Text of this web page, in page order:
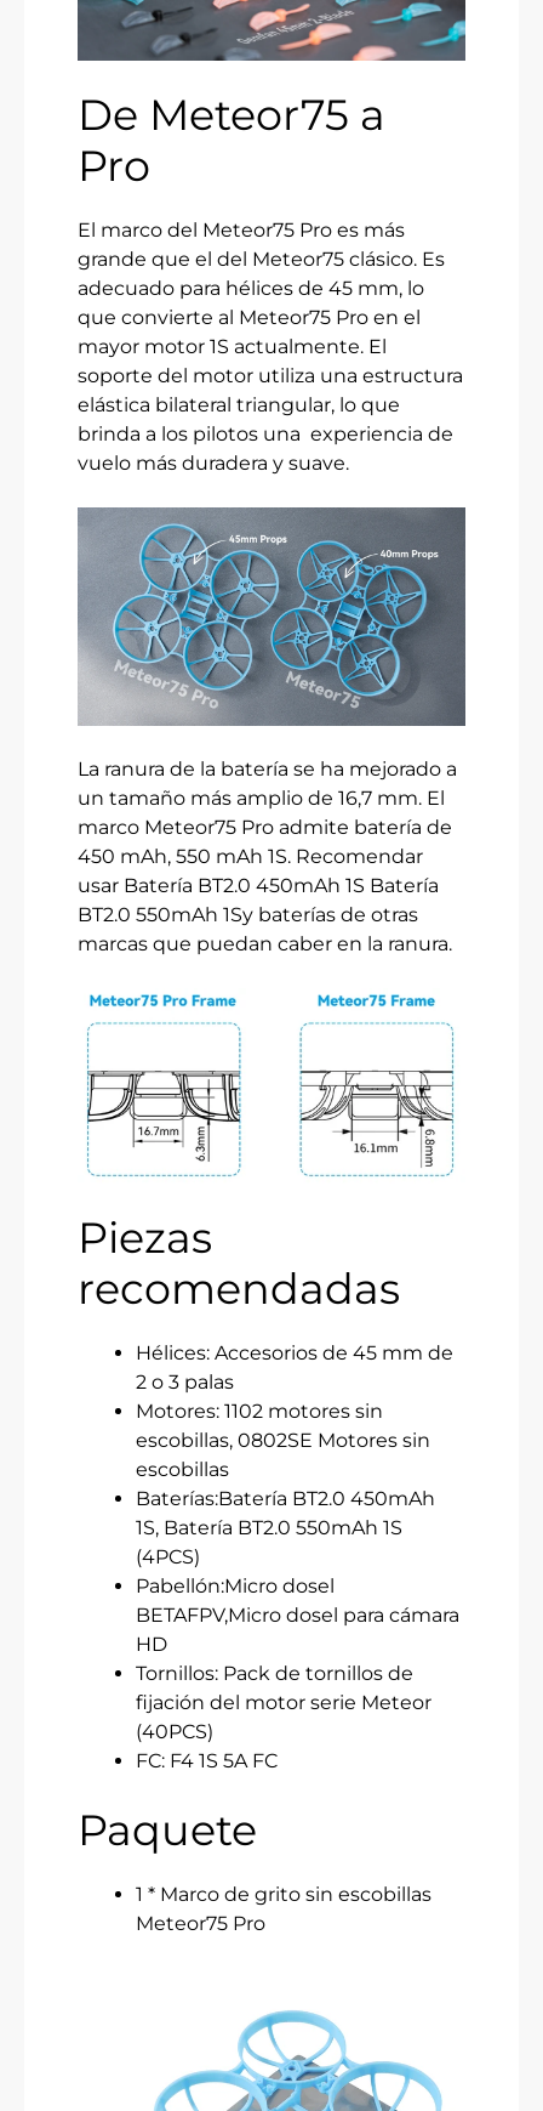
De Meteor75 a
Pro
El marco del Meteor75 Pro es más
grande que el del Meteor75 clásico. Es
adecuado para hélices de 45 mm, lo
que convierte al Meteor75 Pro en el
mayor motor 1S actualmente. El
soporte del motor utiliza una estructura
elástica bilateral triangular, lo que
brinda a los pilotos una experiencia de
vuelo más duradera y suave.
La ranura de la batería se ha mejorado a
un tamaño más amplio de 16,7 mm. El
marco Meteor75 Pro admite batería de
450 mAh, 550 mAh 1S. Recomendar
usar Batería BT2.0 450mAh 1S Batería
BT2.0 550mAh 1Sy baterías de otras
marcas que puedan caber en la ranura.
Piezas
recomendadas
Hélices: Accesorios de 45 mm de
2 o 3 palas
Motores: 1102 motores sin
escobillas, 0802SE Motores sin
escobillas
Baterías:Batería BT2.0 450mAh
1S, Batería BT2.0 550mAh 1S
(4PCS)
Pabellón:Micro dosel
BETAFPV,Micro dosel para cámara
HD
Tornillos: Pack de tornillos de
fijación del motor serie Meteor
(40PCS)
FC: F4 1S 5A FC
Paquete
1 * Marco de grito sin escobillas
Meteor75 Pro